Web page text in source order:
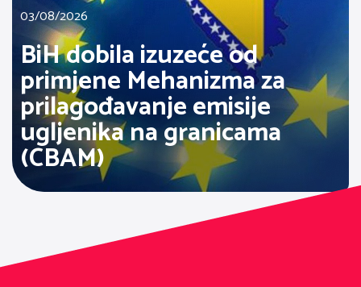
03/08/2026
BiH dobila izuzeće od
primjene Mehanizma za
prilagođavanje emisije
ugljenika na granicama
(CBAM)